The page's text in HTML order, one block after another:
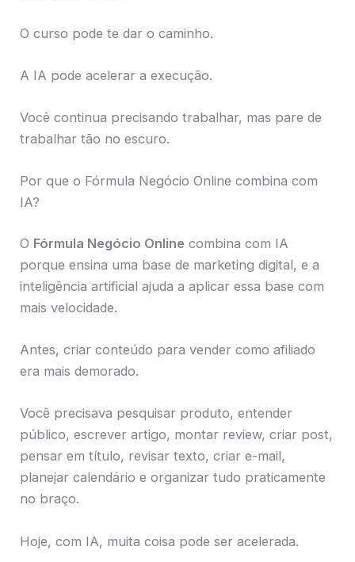
O curso pode te dar o caminho.
A IA pode acelerar a execução.
Você continua precisando trabalhar, mas pare de
trabalhar tão no escuro.
Por que o Fórmula Negócio Online combina com
IA?
O Fórmula Negócio Online combina com IA
porque ensina uma base de marketing digital, e a
inteligência artificial ajuda a aplicar essa base com
mais velocidade.
Antes, criar conteúdo para vender como afiliado
era mais demorado.
Você precisava pesquisar produto, entender
público, escrever artigo, montar review, criar post,
pensar em título, revisar texto, criar e-mail,
planejar calendário e organizar tudo praticamente
no braço.
Hoje, com IA, muita coisa pode ser acelerada.